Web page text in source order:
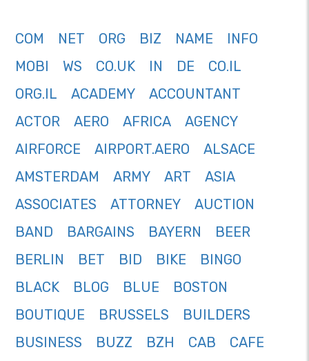
COM NET ORG BIZ NAME
INFO
MOBI
WS CO.UK IN DE
CO.IL
ORG.IL
ACADEMY
ACCOUNTANT
ACTOR
AERO AFRICA
AGENCY
AIRFORCE
AIRPORT.AERO
ALSACE
AMSTERDAM
ARMY ART
ASIA
ASSOCIATES
ATTORNEY
AUCTION
BAND
BARGAINS BAYERN
BEER
BERLIN
BET BID BIKE
BINGO
BLACK
BLOG BLUE
BOSTON
BOUTIQUE
BRUSSELS
BUILDERS
BUSINESS
BUZZ BZH CAB
CAFE